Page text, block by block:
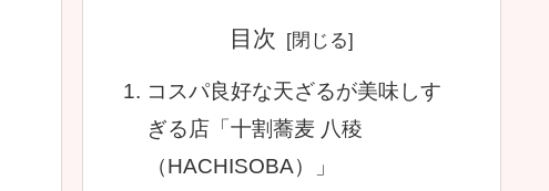
目次
コスパ良好な天ざるが美味しす
ぎる店「十割蕎麦 八稜
（HACHISOBA）」